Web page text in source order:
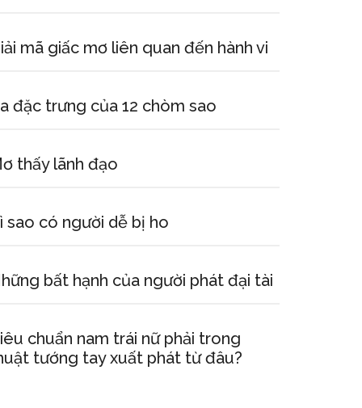
mã giấc mơ liên quan đến hành vi
đặc trưng của 12 chòm sao
thấy lãnh đạo
sao có người dễ bị ho
bất hạnh của người phát đại tài
chuẩn nam trái nữ phải trong
tướng tay xuất phát từ đâu?